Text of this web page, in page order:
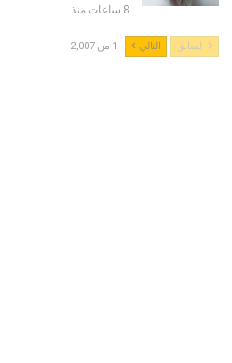
8 ساعات منذ
السابق التالي 1 من 2,007